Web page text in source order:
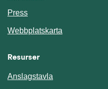
Press
Webbplatskarta
Resurser
Anslagstavla